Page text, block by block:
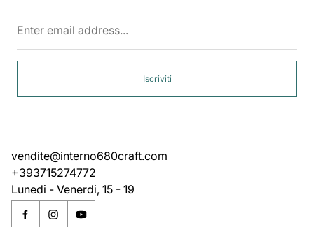
Iscriviti
vendite@interno680craft.com
+393715274772
Lunedi - Venerdi, 15 - 19